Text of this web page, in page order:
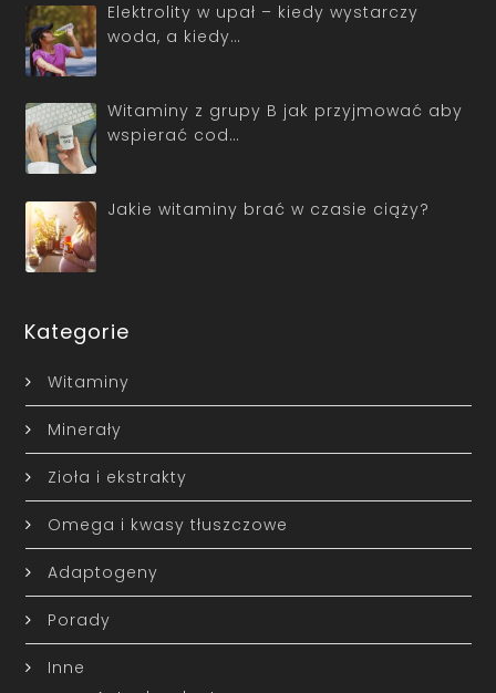
Elektrolity w upał – kiedy wystarczy
woda, a kiedy…
Witaminy z grupy B jak przyjmować aby
wspierać cod…
Jakie witaminy brać w czasie ciąży?
Kategorie
Witaminy
Minerały
Zioła i ekstrakty
Omega i kwasy tłuszczowe
Adaptogeny
Porady
Inne